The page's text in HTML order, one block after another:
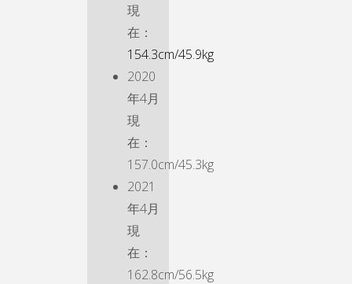
現
在：
154.3cm/45.9kg
2020
年4月
現
在：
157.0cm/45.3kg
2021
年4月
現
在：
162.8cm/56.5kg